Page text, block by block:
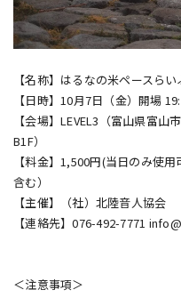
【名称】はるなの米ペースら
【日時】10月7日（金）開場
【会場】LEVEL3（富山県富
B1F）
【料金】1,500円(当日のみ使
含む）
【主催】（社）北陸音人協会
【連絡先】076-492-7771
＜注意事項＞